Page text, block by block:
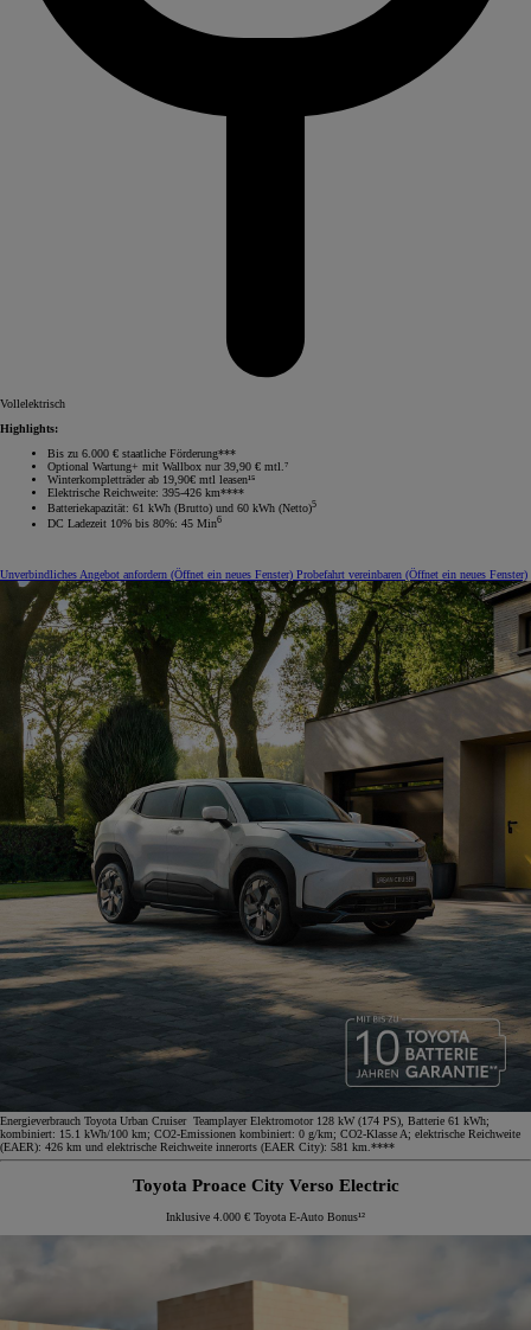
Vollelektrisch
Highlights:
Bis zu 6.000 € staatliche Förderung***
Optional Wartung+ mit Wallbox nur 39,90 € mtl.⁷
Winterkompletträder ab 19,90€ mtl leasen¹⁵
Elektrische Reichweite: 395-426 km****
Batteriekapazität: 61 kWh (Brutto) und 60 kWh (Netto)5
DC Ladezeit 10% bis 80%: 45 Min6
Unverbindliches Angebot anfordern (Öffnet ein neues Fenster) Probefahrt vereinbaren (Öffnet ein neues Fenster)
Energieverbrauch Toyota Urban Cruiser Teamplayer Elektromotor 128 kW (174 PS), Batterie 61 kWh;
kombiniert: 15.1 kWh/100 km; CO2-Emissionen kombiniert: 0 g/km; CO2-Klasse A; elektrische Reichweite
(EAER): 426 km und elektrische Reichweite innerorts (EAER City): 581 km.****
Toyota Proace City Verso Electric
Inklusive 4.000 € Toyota E-Auto Bonus¹²